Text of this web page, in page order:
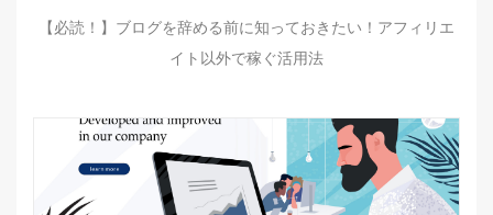
【必読！】ブログを辞める前に知っておきたい！アフィリエ
イト以外で稼ぐ活用法